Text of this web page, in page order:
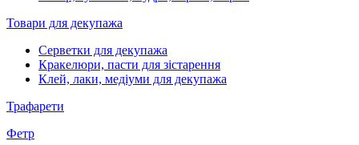
Товари для декупажа
Серветки для декупажа
Кракелюри, пасти для зістарення
Клей, лаки, медіуми для декупажа
Трафарети
Фетр